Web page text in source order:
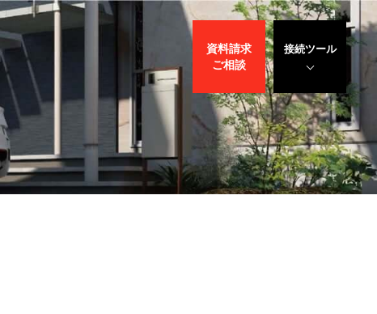
接続ツール
遠隔サポート
サリバン先生
WEBデモ
サポート
資料請求
ご相談